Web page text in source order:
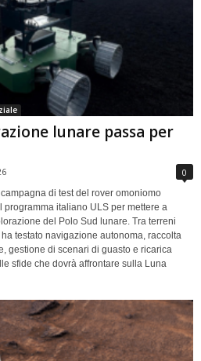
lunare passa per
0
di test del rover omoniomo
italiano ULS per mettere a
del Polo Sud lunare. Tra terreni
testato navigazione autonoma, raccolta
gestione di scenari di guasto e ricarica
sfide che dovrà affrontare sulla Luna